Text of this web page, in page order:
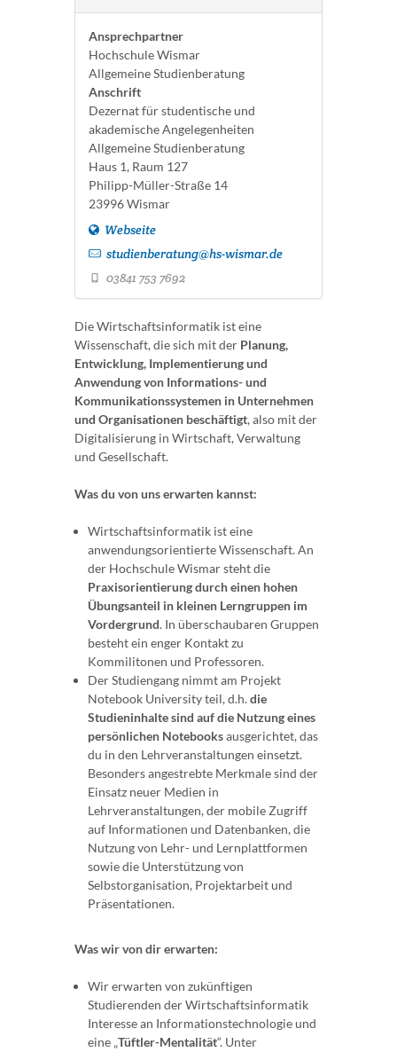
Ansprechpartner
Hochschule Wismar
Allgemeine Studienberatung
Anschrift
Dezernat für studentische und
akademische Angelegenheiten
Allgemeine Studienberatung
Haus 1, Raum 127
Philipp-Müller-Straße 14
23996 Wismar
Webseite
studienberatung@hs-wismar.de
03841 753 7692
Die Wirtschaftsinformatik ist eine
Wissenschaft, die sich mit der Planung,
Entwicklung, Implementierung und
Anwendung von Informations- und
Kommunikationssystemen in Unternehmen
und Organisationen beschäftigt, also mit der
Digitalisierung in Wirtschaft, Verwaltung
und Gesellschaft.
Was du von uns erwarten kannst:
Wirtschaftsinformatik ist eine
anwendungsorientierte Wissenschaft. An
der Hochschule Wismar steht die
Praxisorientierung durch einen hohen
Übungsanteil in kleinen Lerngruppen im
Vordergrund. In überschaubaren Gruppen
besteht ein enger Kontakt zu
Kommilitonen und Professoren.
Der Studiengang nimmt am Projekt
Notebook University teil, d.h.die
Studieninhalte sind auf die Nutzung eines
persönlichen Notebooksausgerichtet, das
du in den Lehrveranstaltungen einsetzt.
Besonders angestrebte Merkmale sind der
Einsatz neuer Medien in
Lehrveranstaltungen, der mobile Zugriff
auf Informationen und Datenbanken, die
Nutzung von Lehr- und Lernplattformen
sowie die Unterstützung von
Selbstorganisation, Projektarbeit und
Präsentationen.
Was wir von dir erwarten:
Wir erwarten von zukünftigen
Studierenden der Wirtschaftsinformatik
Interesse an Informationstechnologie und
eine „Tüftler-Mentalität“. Unter